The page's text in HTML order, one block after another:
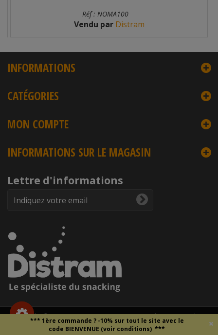
*** 1ère commande ? -10% sur tout le site avec le
code BIENVENUE (voir conditions) ***
Réf : NOMA100
Vendu parDistram
INFORMATIONS
CATÉGORIES
MON COMPTE
INFORMATIONS SUR LE MAGASIN
Lettre d'informations
Copyright © 2026DISTRAM- Droits et reproduction interdite -
Mentions légales-Données personnelles-CGV